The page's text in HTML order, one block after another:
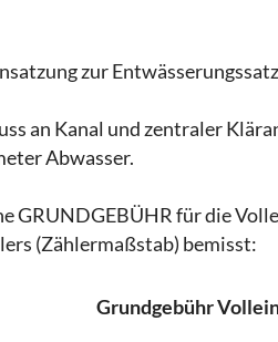
zur
an Kanal und zentraler
Abwasser.
GRUNDGEBÜHR für die
(Zählermaßstab) bemisst:
Grundgebühr